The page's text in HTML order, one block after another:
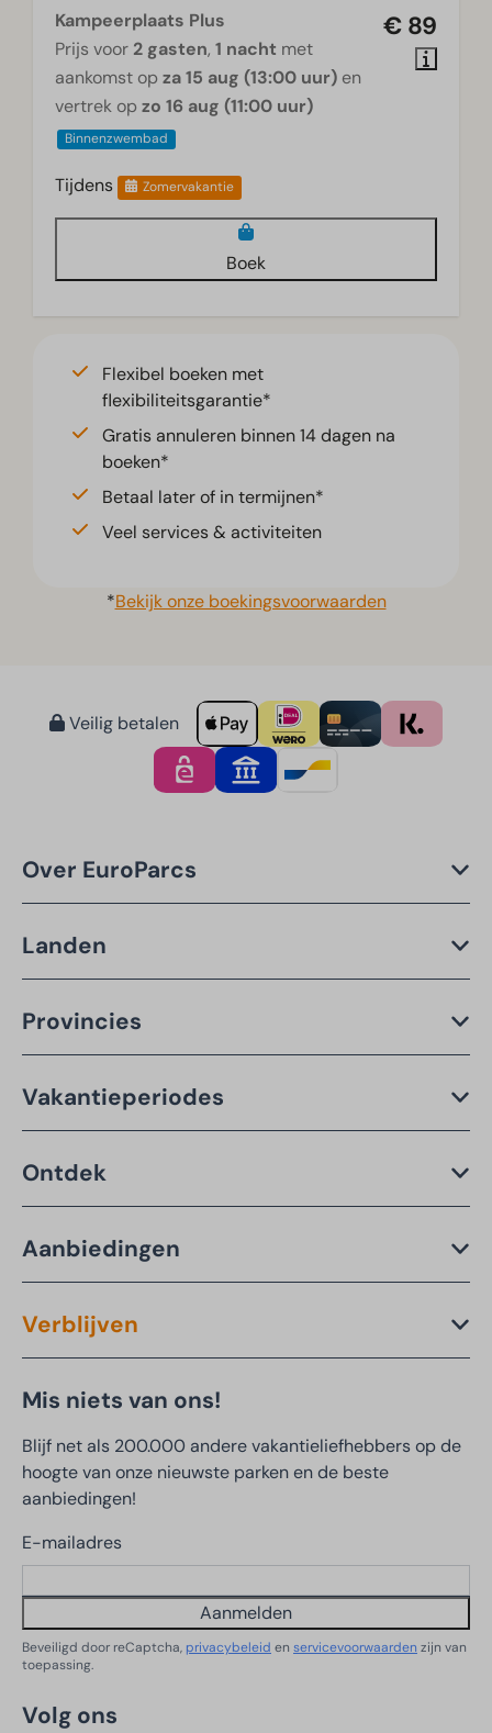
€ 89
Kampeerplaats Plus
Prijs voor 2 gasten, 1 nacht met
aankomst op za 15 aug (13:00 uur) en
vertrek op zo 16 aug (11:00 uur)
Binnenzwembad
Tijdens Zomervakantie
Boek
Flexibel boeken met
flexibiliteitsgarantie*
Gratis annuleren binnen 14 dagen na
boeken*
Betaal later of in termijnen*
Veel services & activiteiten
*Bekijk onze boekingsvoorwaarden
Veilig betalen
Over EuroParcs
Landen
Provincies
Vakantieperiodes
Ontdek
Aanbiedingen
Verblijven
Mis niets van ons!
Blijf net als 200.000 andere vakantieliefhebbers op de
hoogte van onze nieuwste parken en de beste
aanbiedingen!
E-mailadres
Aanmelden
Beveiligd door reCaptcha, privacybeleid en servicevoorwaarden zijn van
toepassing.
Volg ons